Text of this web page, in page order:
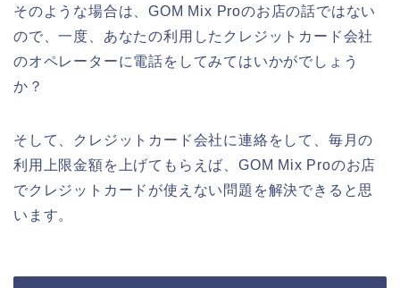
そのような場合は、GOM Mix Proのお店の話ではない
ので、一度、あなたの利用したクレジットカード会社
のオペレーターに電話をしてみてはいかがでしょう
か？
そして、クレジットカード会社に連絡をして、毎月の
利用上限金額を上げてもらえば、GOM Mix Proのお店
でクレジットカードが使えない問題を解決できると思
います。